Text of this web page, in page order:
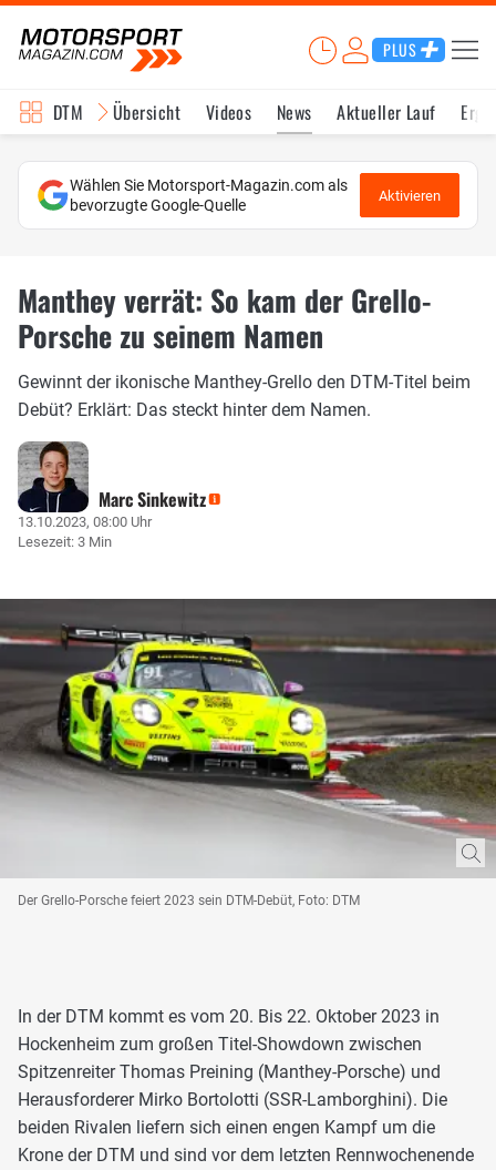
PLUS
DTM Übersicht Videos News Aktueller Lauf
Wählen Sie Motorsport-Magazin.com als
bevorzugte Google-Quelle
Aktivieren
Manthey verrät: So kam der Grello-
Porsche zu seinem Namen
Gewinnt der ikonische Manthey-Grello den DTM-Titel beim
Debüt? Erklärt: Das steckt hinter dem Namen.
Marc Sinkewitz
13.10.2023, 08:00 Uhr
Lesezeit: 3 Min
Der Grello-Porsche feiert 2023 sein DTM-Debüt, Foto: DTM
In der DTM kommt es vom 20. Bis 22. Oktober 2023 in
Hockenheim zum großen Titel-Showdown zwischen
Spitzenreiter Thomas Preining (Manthey-Porsche) und
Herausforderer Mirko Bortolotti (SSR-Lamborghini). Die
beiden Rivalen liefern sich einen engen Kampf um die
Krone der DTM und sind vor dem letzten Rennwochenende